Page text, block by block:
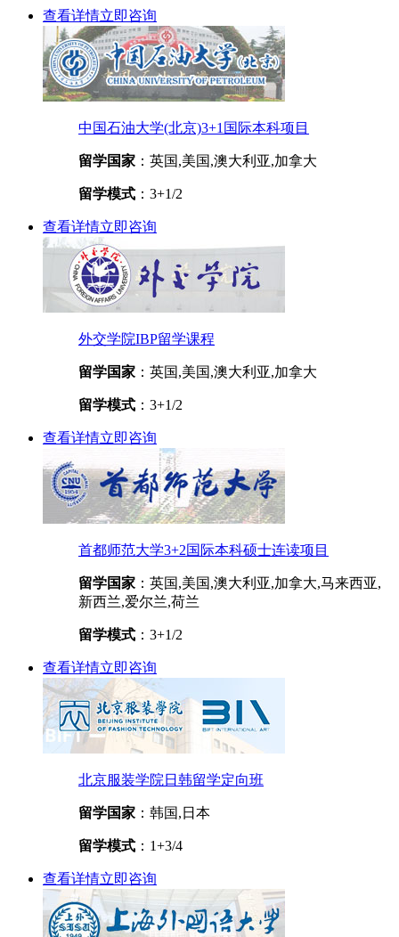
查看详情立即咨询
中国石油大学(北京)3+1国际本科项目
留学国家 ：英国,美国,澳大利亚,加拿大
留学模式 ：3+1/2
查看详情立即咨询
外交学院IBP留学课程
留学国家 ：英国,美国,澳大利亚,加拿大
留学模式 ：3+1/2
查看详情立即咨询
首都师范大学3+2国际本科硕士连读项目
留学国家 ：英国,美国,澳大利亚,加拿大,马来西亚,
新西兰,爱尔兰,荷兰
留学模式 ：3+1/2
查看详情立即咨询
北京服装学院日韩留学定向班
留学国家 ：韩国,日本
留学模式 ：1+3/4
查看详情立即咨询